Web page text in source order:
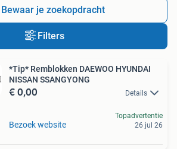
Bewaar je zoekopdracht
Filters
*Tip* Remblokken DAEWOO HYUNDAI
NISSAN SSANGYONG
€ 0,00 Details
Bezoek website
Topadvertentie
26 jul 26